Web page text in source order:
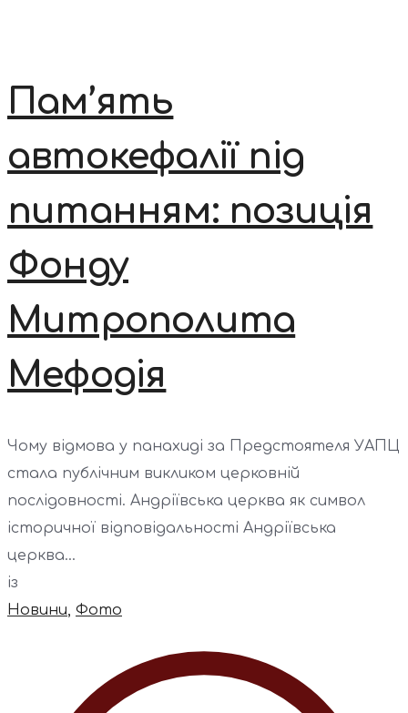
Пам’ять
автокефалії під
питанням: позиція
Фонду
Митрополита
Мефодія
Чому відмова у панахиді за Предстоятеля УАПЦ
стала публічним викликом церковній
послідовності. Андріївська церква як символ
історичної відповідальності Андріївська
церква...
із
Новини, Фото